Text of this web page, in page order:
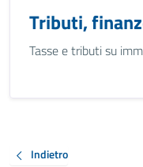
Tributi,
Tasse e tributi su
Indietro